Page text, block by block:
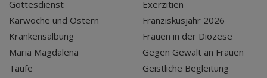
Gottesdienst
Karwoche und Ostern
Krankensalbung
Maria Magdalena
Taufe
Exerzitien
Franziskusjahr 2026
Frauen in der Diözese
Gegen Gewalt an Frauen
Geistliche Begleitung